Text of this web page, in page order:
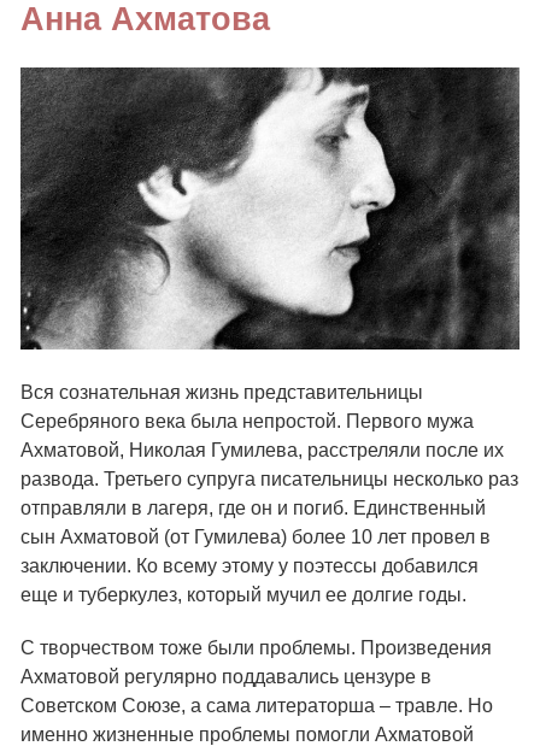
Анна Ахматова
Вся сознательная жизнь представительницы
Серебряного века была непростой. Первого мужа
Ахматовой, Николая Гумилева, расстреляли после их
развода. Третьего супруга писательницы несколько раз
отправляли в лагеря, где он и погиб. Единственный
сын Ахматовой (от Гумилева) более 10 лет провел в
заключении. Ко всему этому у поэтессы добавился
еще и туберкулез, который мучил ее долгие годы.
С творчеством тоже были проблемы. Произведения
Ахматовой регулярно поддавались цензуре в
Советском Союзе, а сама литераторша – травле. Но
именно жизненные проблемы помогли Ахматовой